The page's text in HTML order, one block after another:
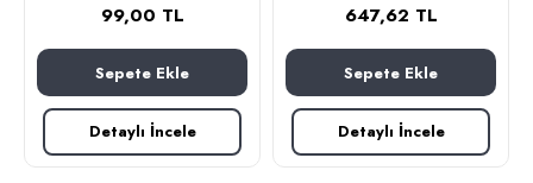
99,00 TL
Sepete Ekle
Detaylı İncele
647,62 TL
Sepete Ekle
Detaylı İncele